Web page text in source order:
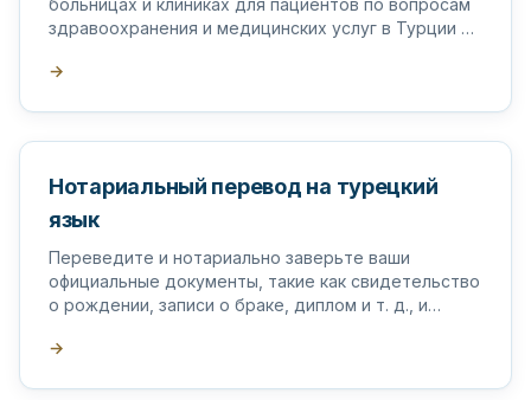
здравоохранения и медицинских услуг в Турции и
→
Нотариальный перевод на турецкий
язык
Переведите и нотариально заверьте ваши
официальные документы, такие как свидетельство
о рождении, записи о браке, диплом и т. д., и
→